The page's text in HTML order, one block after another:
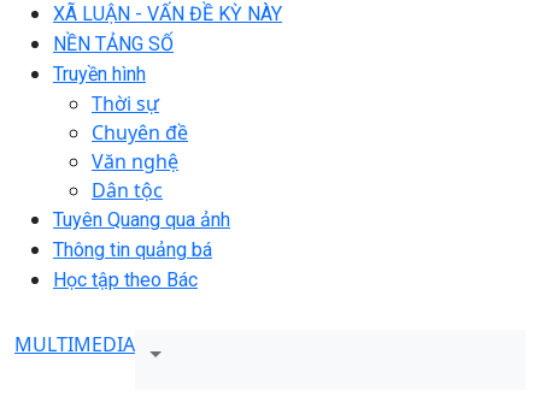
XÃ LUẬN - VẤN ĐỀ KỲ NÀY
NỀN TẢNG SỐ
Truyền hình
Thời sự
Chuyên đề
Văn nghệ
Dân tộc
Tuyên Quang qua ảnh
Thông tin quảng bá
Học tập theo Bác
MULTIMEDIA